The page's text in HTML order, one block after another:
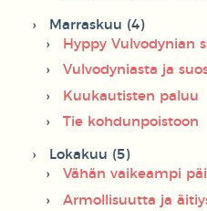
Marraskuu (4)
Hyppy Vulvodynian
Vulvodyniasta ja
Kuukautisten paluu
Tie kohdunpoistoon
Lokakuu (5)
Vähän vaikeampi
Armollisuutta ja